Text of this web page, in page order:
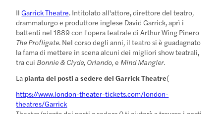
IlGarrick Theatre. Intitolato all'attore, direttore del teatro,
drammaturgo e produttore inglese David Garrick, aprì i
battenti nel 1889 con l'opera teatrale di Arthur Wing Pinero
The Profligate. Nel corso degli anni, il teatro si è guadagnato
la fama di mettere in scena alcuni dei migliori show teatrali,
tra cui Bonnie & Clyde, Orlando,e Mind Mangler.
La pianta dei posti a sedere del Garrick Theatre(
https://www.london-theater-tickets.com/london-
theatres/Garrick